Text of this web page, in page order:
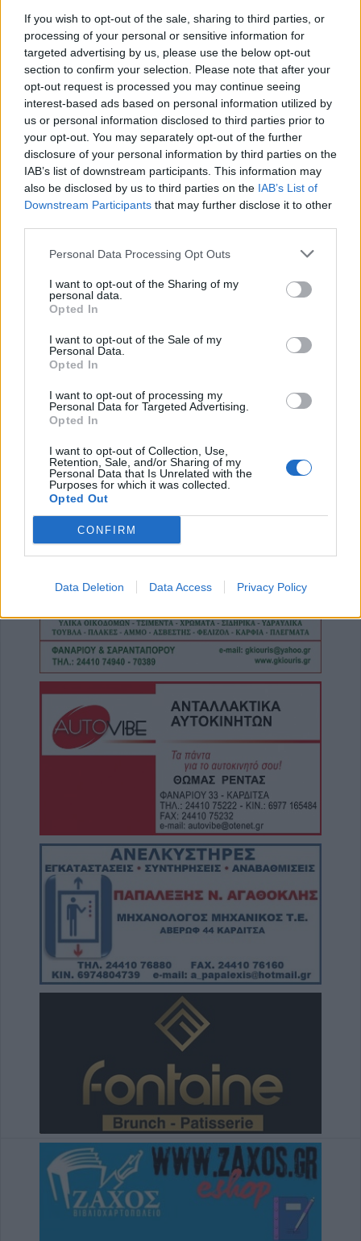
If you wish to opt-out of the sale, sharing to third parties, or
processing of your personal or sensitive information for
targeted advertising by us, please use the below opt-out
section to confirm your selection. Please note that after your
opt-out request is processed you may continue seeing
interest-based ads based on personal information utilized by
us or personal information disclosed to third parties prior to
your opt-out. You may separately opt-out of the further
disclosure of your personal information by third parties on the
IAB’s list of downstream participants. This information may
also be disclosed by us to third parties on the IAB’s List of
Downstream Participants that may further disclose it to other
Personal Data Processing Opt Outs
I want to opt-out of the Sharing of my
personal data.
Opted In
I want to opt-out of the Sale of my
Personal Data.
Opted In
I want to opt-out of processing my
Personal Data for Targeted Advertising.
Opted In
I want to opt-out of Collection, Use,
Retention, Sale, and/or Sharing of my
Personal Data that Is Unrelated with the
Purposes for which it was collected.
Opted Out
CONFIRM
Data Deletion Data Access Privacy Policy
ΤΕΛΕΥΤΑΙΑ ΝΕΑ
Υψηλός κίνδυνος πυρκαγιάς την Κυριακή
(9/8) σε μεγάλο τμήμα του ν. Καρδίτσας και
της υπόλοιπης Θεσσαλίας
8 Αυγούστου 2026, 22:58
Ανασύρθηκε χωρίς τις αισθήσεις του
ηλικιωμένος από πηγάδι σε οικισμό της
Αλεξανδρούπολης
8 Αυγούστου 2026, 21:54
Χ. Παπαδημήτριου (Πρόεδρος ΔΕΥΑΚ): Στην
παρούσα φάση δεν θα υπάρξουν αυξήσεις
στους λογαριασμούς των καταναλωτών
8 Αυγούστου 2026, 21:15
Σίσκος Α. Βασίλειος: "Οι ηλίθιοι"
Πάρος: Νεκρό 4χρονο παιδί σε πισίνα beach
bar
8 Αυγούστου 2026, 19:35
Υπεγράφη η σύμβαση για την «Αναβάθμιση
υποδομών κεντρικής δομής του Μουσείου
Πόλης»
8 Αυγούστου 2026, 19:33
Την Κυριακή 9 Αυγούστου η κηδεία του
Κωνσταντίνου Βογιατζή
Την Δευτέρα 10 Αυγούστου η κηδεία του
Κωνσταντίνου Πλεξίδα
8 Αυγούστου 2026, 19:13
Την Κυριακή 9 Αυγούστου η κηδεία της
Θωμαΐτσας Τσιούκα
8 Αυγούστου 2026, 17:42
Μετώπη: Χωρίς τις αισθήσεις του
ανασύρθηκε από την θάλασσα 43χρονος
Σε αναζήτηση λύσης για το χρόνιο
πρόβλημα των ανεπιτήρητων βοοειδών σε
κοινότητες του Δήμου Παλαμά
8 Αυγούστου 2026, 14:49
Ακυρώθηκε απόφαση του Περιφερειάρχη
Θεσσαλίας Δημ. Κουρέτα για το θαλάσσιο
σκι στη λίμνη Σμοκόβου
8 Αυγούστου 2026, 13:44
Συνεδρίαση Επιτροπής Εκτίμησης Κινδύνου
για τους ισχυρούς ανέμους και τις υψηλές
Την Κυριακή 9 Αυγούστου η κηδεία του
Αντώνιου Ηλ. Αντωνίου
Βλάβη στο δίκτυο υδροδότησης του Παλαμά
το μεσημέρι του Σαββάτου (8/8)
8 Αυγούστου 2026, 12:34
Λυκαβηττός: Πτώμα γυναίκας σε
προχωρημένη σήψη εντοπίστηκε κοντά